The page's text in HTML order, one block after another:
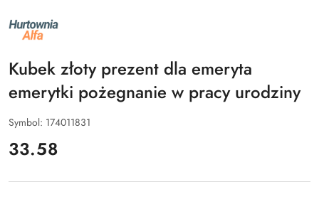
NAZWA
PRODUCENTA:
ALFA
Kubek złoty prezent dla emeryta
emerytki pożegnanie w pracy urodziny
Symbol: 174011831
cena:
33.58